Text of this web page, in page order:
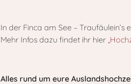
In der Finca am See –
Mehr Infos dazu findet ihr hier
Alles rund um eure